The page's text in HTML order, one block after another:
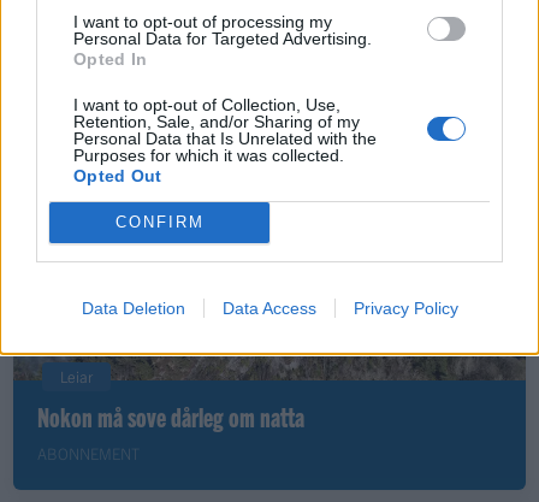
I want to opt-out of processing my
Personal Data for Targeted Advertising.
Opted In
I want to opt-out of Collection, Use,
Retention, Sale, and/or Sharing of my
Personal Data that Is Unrelated with the
Purposes for which it was collected.
Opted Out
CONFIRM
Data Deletion Data Access Privacy Policy
Sommerpraten
– Finner roen på hytta
ABONNEMENT
Leiar
Nokon må sove dårleg om natta
ABONNEMENT